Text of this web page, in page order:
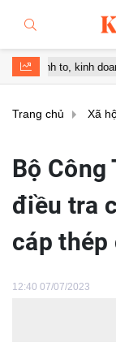
to, kinh doanh thua lỗ
Trang chủ Xã
Bộ
điều tra
cáp
12:40 07/07/2023